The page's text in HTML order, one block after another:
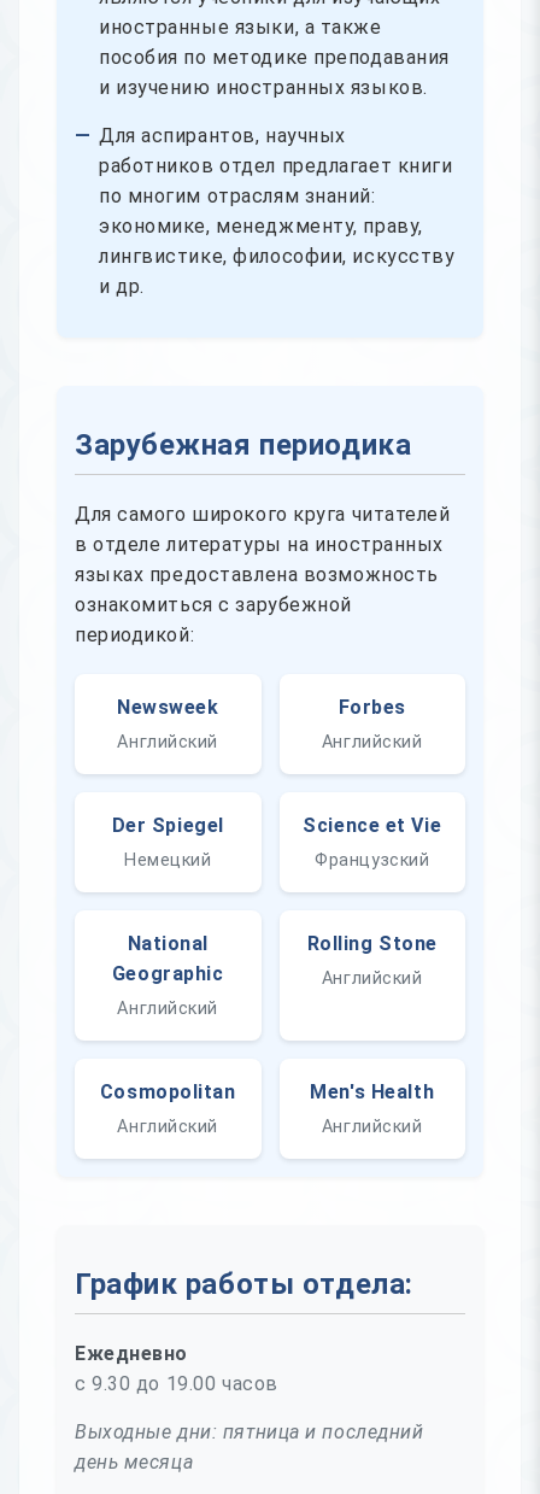
иностранные языки, а также
пособия по методике преподавания
и изучению иностранных языков.
Для аспирантов, научных
работников отдел предлагает книги
по многим отраслям знаний:
экономике, менеджменту, праву,
лингвистике, философии, искусству
и др.
Зарубежная периодика
Для самого широкого круга читателей
в отделе литературы на иностранных
языках предоставлена возможность
ознакомиться с зарубежной
периодикой:
Newsweek
Английский
Forbes
Английский
Der Spiegel
Немецкий
Science et Vie
Французский
National
Geographic
Английский
Rolling Stone
Английский
Cosmopolitan
Английский
Men's Health
Английский
График работы отдела:
Ежедневно
с 9.30 до 19.00 часов
Выходные дни: пятница и последний
день месяца